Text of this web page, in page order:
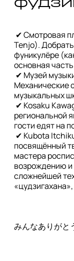
Tenjo).
фуникулёре
основная
Механические
музыкальных
региональной
гости едят на
посвящённый
мастера
возрождению
сложнейшей
みんなありがと